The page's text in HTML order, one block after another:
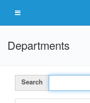
Departments
Search